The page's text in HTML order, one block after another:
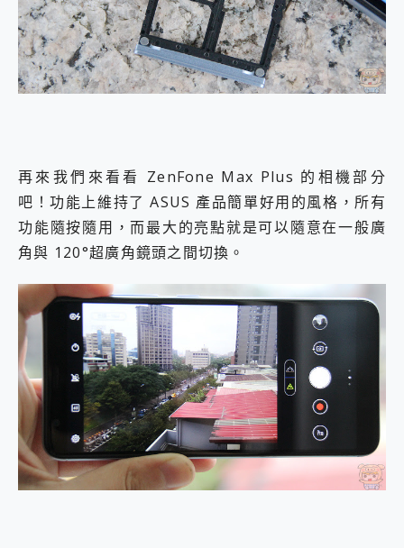
再來我們來看看 ZenFone Max Plus 的相機部分
吧！功能上維持了 ASUS 產品簡單好用的風格，所有
功能隨按隨用，而最大的亮點就是可以隨意在一般廣
角與 120°超廣角鏡頭之間切換。